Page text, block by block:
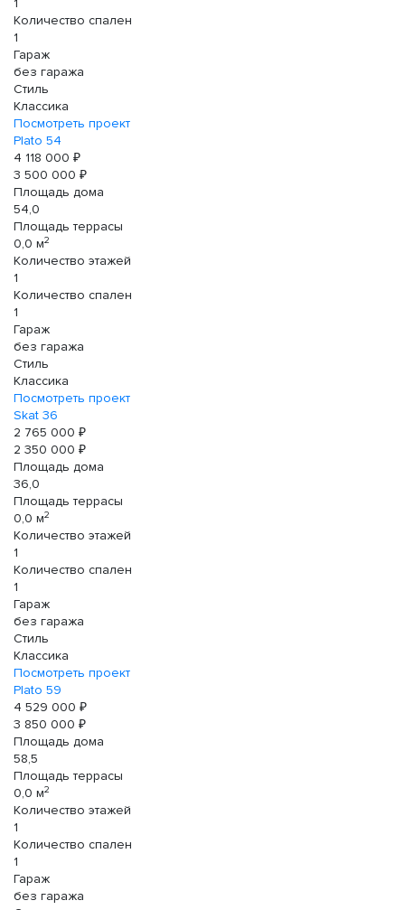
1
Количество спален
1
Гараж
без гаража
Стиль
Классика
Посмотреть проект
Plato 54
4 118 000 ₽
3 500 000 ₽
Площадь дома
54,0
Площадь террасы
0,0 м2
Количество этажей
1
Количество спален
1
Гараж
без гаража
Стиль
Классика
Посмотреть проект
Skat 36
2 765 000 ₽
2 350 000 ₽
Площадь дома
36,0
Площадь террасы
0,0 м2
Количество этажей
1
Количество спален
1
Гараж
без гаража
Стиль
Классика
Посмотреть проект
Plato 59
4 529 000 ₽
3 850 000 ₽
Площадь дома
58,5
Площадь террасы
0,0 м2
Количество этажей
1
Количество спален
1
Гараж
без гаража